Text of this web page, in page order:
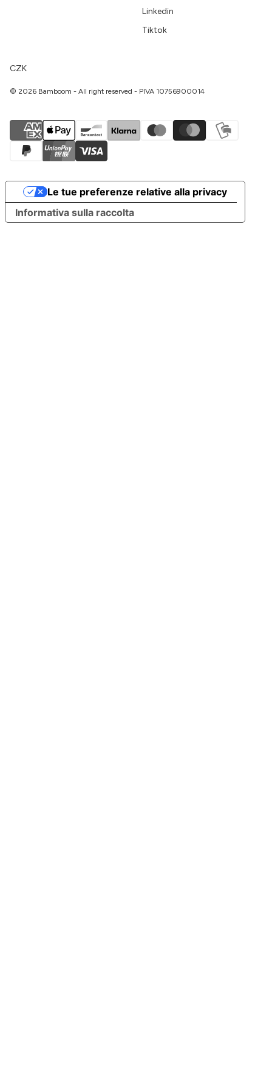
Linkedin
Tiktok
CZK
© 2026 Bamboom - All right reserved - PIVA 10756900014
Informativa sulla raccolta
Le tue preferenze relative alla privacy